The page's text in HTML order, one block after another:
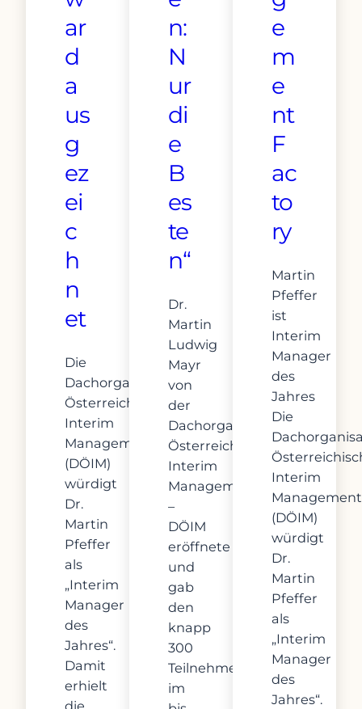
ar
d
a
us
g
ez
ei
c
h
n
et
Die
Dachorganisation
Österreichisches
Interim
Management
(DÖIM)
würdigt
Dr.
Martin
Pfeffer
als
„Interim
Manager
des
Jahres“.
Damit
erhielt
die
n:
N
ur
di
e
B
es
te
n“
Dr.
Martin
Ludwig
Mayr
von
der
Dachorganisation
Österreichisches
Interim
Management
–
DÖIM
eröffnete
und
gab
den
knapp
300
Teilnehmer:innen
im
e
m
e
nt
F
ac
to
ry
Martin
Pfeffer
ist
Interim
Manager
des
Jahres
Die
Interim
Management
(DÖIM)
würdigt
Dr.
Martin
Pfeffer
als
„Interim
Manager
des
Jahres“.